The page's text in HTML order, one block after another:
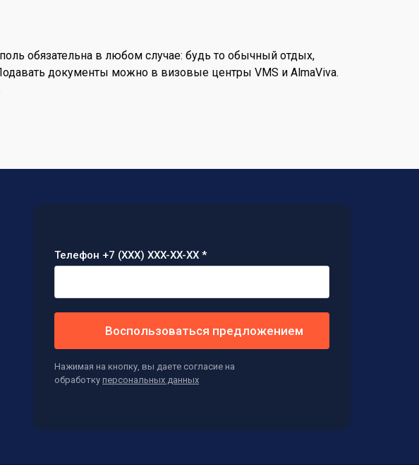
обязательна в любом случае: будь то обычный отдых,
документы можно в визовые центры VMS и AlmaViva.
Телефон +7 (XXX) XXX-XX-XX *
Воспользоваться предложением
Нажимая на кнопку, вы даете согласие на
обработку персональных данных